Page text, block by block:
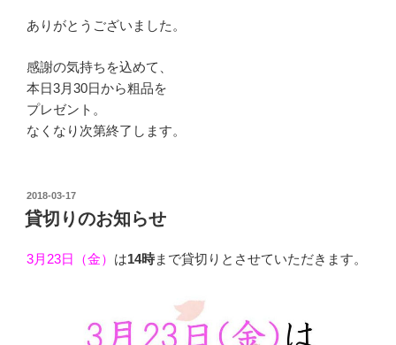
ありがとうございました。
感謝の気持ちを込めて、
本日3月30日から粗品を
プレゼント。
なくなり次第終了します。
投
稿
日:
2018-03-17
貸切りのお知らせ
3月23日（金） は14時まで貸切りとさせていただきます。